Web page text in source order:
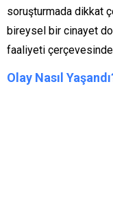
soruşturmada dikkat
bireysel bir cinayet
faaliyeti
Olay Nasıl